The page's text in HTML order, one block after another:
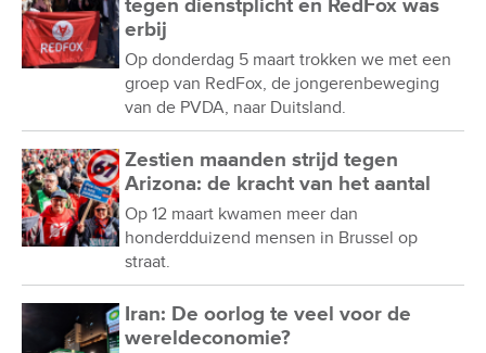
tegen dienstplicht en RedFox was
erbij
Op donderdag 5 maart trokken we met een
groep van RedFox, de jongerenbeweging
van de PVDA, naar Duitsland.
Zestien maanden strijd tegen
Arizona: de kracht van het aantal
Op 12 maart kwamen meer dan
honderdduizend mensen in Brussel op
straat.
Iran: De oorlog te veel voor de
wereldeconomie?